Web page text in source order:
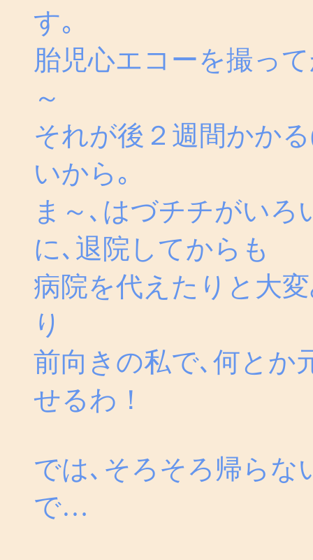
す｡
胎児心エコーを撮っ
～
それが後２週間かか
いから｡
ま～､はづチチがい
に､退院してからも
病院を代えたりと大
り
前向きの私で､何とか
せるわ！
では､そろそろ帰らな
で…